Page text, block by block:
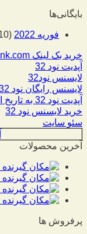
بایگانی‌ها
فوریه 2022 (10)
خرید بک لینک behtarinbacklink.com
آپدیت نود 32
لایسنس نود32
لایسنس رایگان نود 32
آپدیت نود 32 به تاریخ امروز
خرید لایسنس نود 32
سئو سایت
آخرین محصولات
پرفروش ها